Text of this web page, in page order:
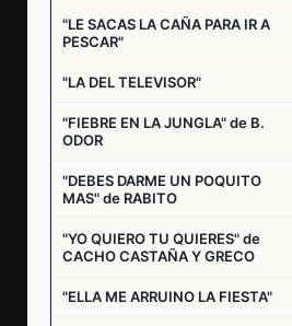
"LE SACAS LA CAÑA PARA IR A
PESCAR"
"LA DEL TELEVISOR"
"FIEBRE EN LA JUNGLA" de B.
ODOR
"DEBES DARME UN POQUITO
MAS" de RABITO
"YO QUIERO TU QUIERES" de
CACHO CASTAÑA Y GRECO
"ELLA ME ARRUINO LA FIESTA"